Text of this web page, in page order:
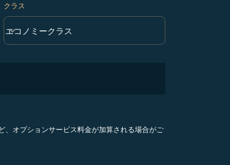
クラス
クラス option エコノミークラス Selected
エコノミークラス
keyboard_arrow_down
オプションサービス料金が加算される場合がご